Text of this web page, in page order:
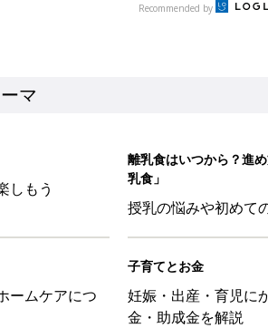
Recommended by
マ
しもう
離乳食はいつから？進
乳食」
授乳の悩みや初めて
ームケアにつ
子育てとお金
妊娠・出産・育児に
金・助成金を解説